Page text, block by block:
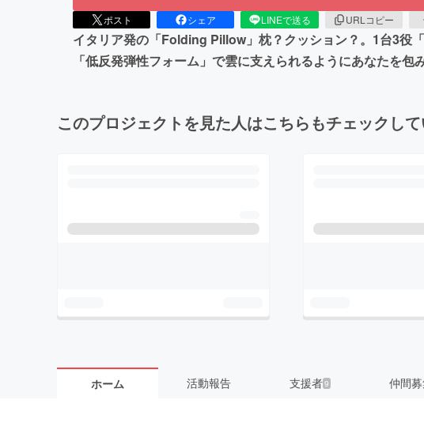
ポスト シェア LINEで送る URLコピー
イタリア発の「Folding Pillow」枕？クッション？。1台3役
「低反発弾性フォーム」で雲に支えられるようにあなたを
このプロジェクトを見た人はこちらもチェックし
ホーム 活動報告 支援者9 仲間